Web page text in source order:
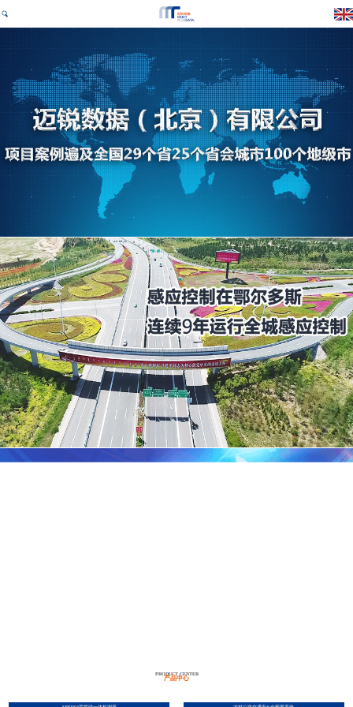
PRODUCT CENTER
产品中心